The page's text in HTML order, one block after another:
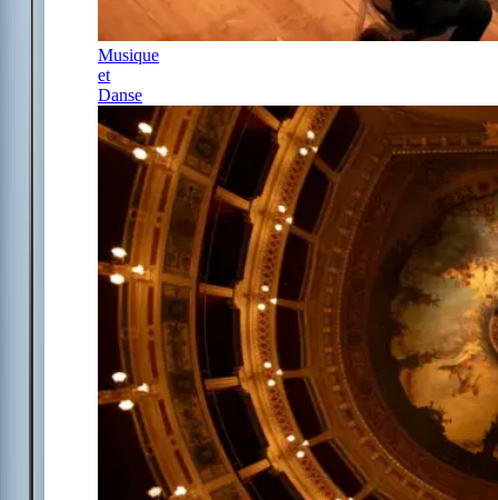
Musique
et
Danse